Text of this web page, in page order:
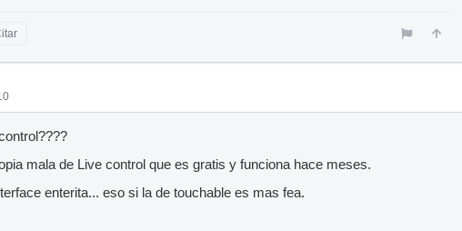
mala de Live control que es gratis y funciona hace meses.
enterita... eso si la de touchable es mas fea.